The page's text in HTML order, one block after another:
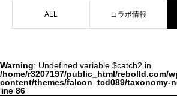
ALL コラボ情報
Warning: Undefined variable $catch2 in
/home/r3207197/public_html/rebolld.com/
content/themes/falcon_tcd089/taxonomy-
line 86